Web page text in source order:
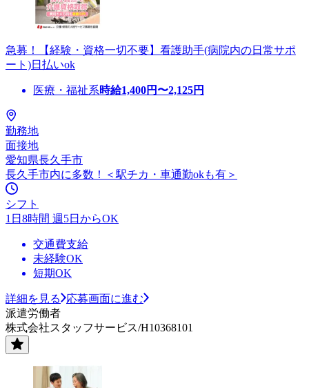
急募！【経験・資格一切不要】看護助手(病院内の日常サポ
ート)日払いok
医療・福祉系時給1,400円〜2,125円
勤務地
面接地
愛知県長久手市
長久手市内に多数！＜駅チカ・車通勤okも有＞
シフト
1日8時間 週5日からOK
交通費支給
未経験OK
短期OK
詳細を見る
応募画面に進む
派遣労働者
株式会社スタッフサービス/H10368101